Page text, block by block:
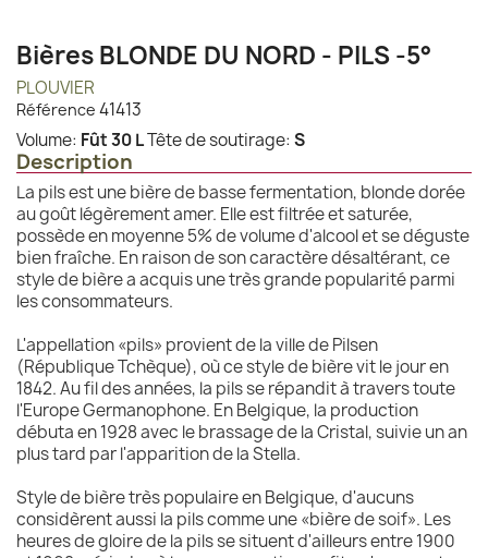
Bières BLONDE DU NORD - PILS -5°
PLOUVIER
Référence 41413
Volume: Fût 30 LTête de soutirage: S
Description
La pils est une bière de basse fermentation, blonde dorée
au goût légèrement amer. Elle est filtrée et saturée,
possède en moyenne 5% de volume d'alcool et se déguste
bien fraîche. En raison de son caractère désaltérant, ce
style de bière a acquis une très grande popularité parmi
les consommateurs.
L'appellation «pils» provient de la ville de Pilsen
(République Tchèque), où ce style de bière vit le jour en
1842. Au fil des années, la pils se répandit à travers toute
l'Europe Germanophone. En Belgique, la production
débuta en 1928 avec le brassage de la Cristal, suivie un an
plus tard par l'apparition de la Stella.
Style de bière très populaire en Belgique, d'aucuns
considèrent aussi la pils comme une «bière de soif». Les
heures de gloire de la pils se situent d'ailleurs entre 1900